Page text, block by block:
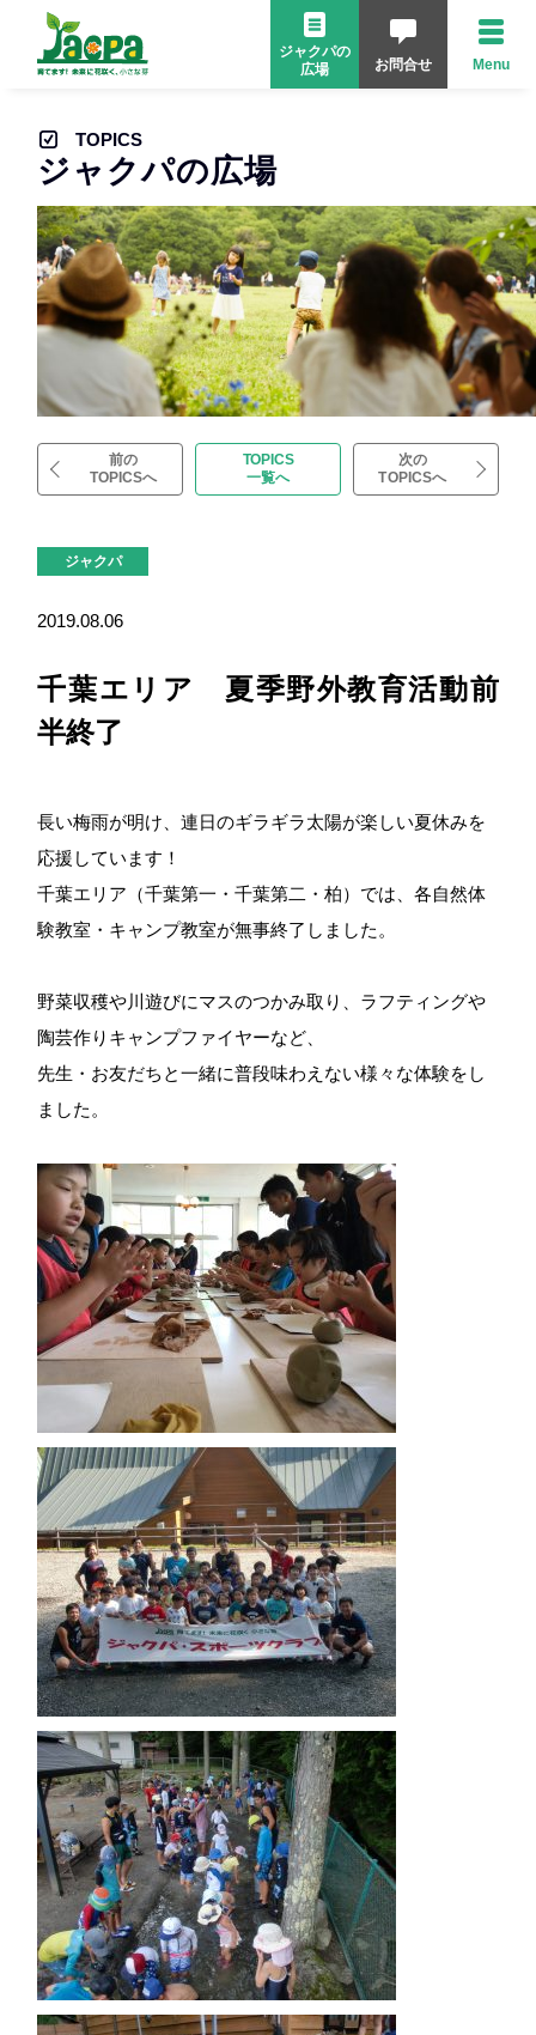
ジャクパの
広場
お問合せ Menu
TOPICS
ジャクパの広場
前の
TOPICSへ
TOPICS
一覧へ
次の
TOPICSへ
ジャクパ
2019.08.06
千葉エリア 夏季野外教育活動前
半終了
長い梅雨が明け、連日のギラギラ太陽が楽しい夏休みを
応援しています！
千葉エリア（千葉第一・千葉第二・柏）では、各自然体
験教室・キャンプ教室が無事終了しました。
野菜収穫や川遊びにマスのつかみ取り、ラフティングや
陶芸作りキャンプファイヤーなど、
先生・お友だちと一緒に普段味わえない様々な体験をし
ました。